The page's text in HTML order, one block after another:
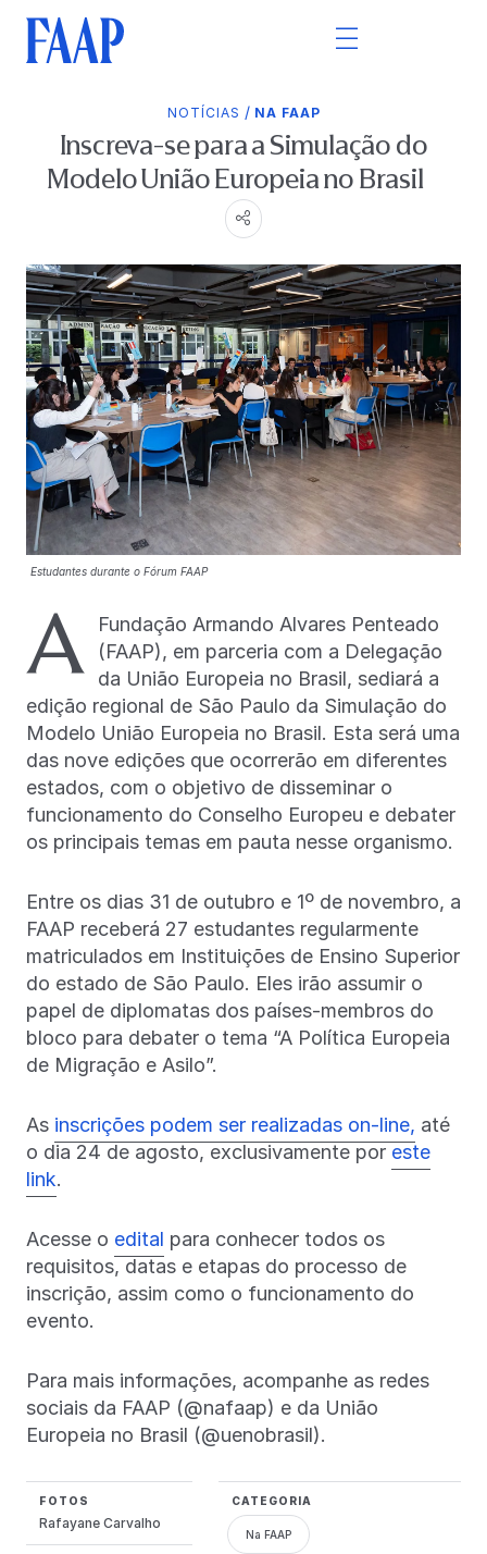
NOTÍCIAS / NA FAAP
Inscreva-se para a Simulação do
Modelo União Europeia no Brasil
Estudantes durante o Fórum FAAP
A
Fundação Armando Alvares Penteado
(FAAP), em parceria com a Delegação
da União Europeia no Brasil, sediará a
edição regional de São Paulo da Simulação do
Modelo União Europeia no Brasil. Esta será uma
das nove edições que ocorrerão em diferentes
estados, com o objetivo de disseminar o
funcionamento do Conselho Europeu e debater
os principais temas em pauta nesse organismo.
Entre os dias 31 de outubro e 1º de novembro, a
FAAP receberá 27 estudantes regularmente
matriculados em Instituições de Ensino Superior
do estado de São Paulo. Eles irão assumir o
papel de diplomatas dos países-membros do
bloco para debater o tema “A Política Europeia
de Migração e Asilo”.
As inscrições podem ser realizadas on-line, até
o dia 24 de agosto, exclusivamente por este
link.
Acesse o edital para conhecer todos os
requisitos, datas e etapas do processo de
inscrição, assim como o funcionamento do
evento.
Para mais informações, acompanhe as redes
sociais da FAAP (@nafaap) e da União
Europeia no Brasil (@uenobrasil).
FOTOS
Rafayane Carvalho
CATEGORIA
Na FAAP